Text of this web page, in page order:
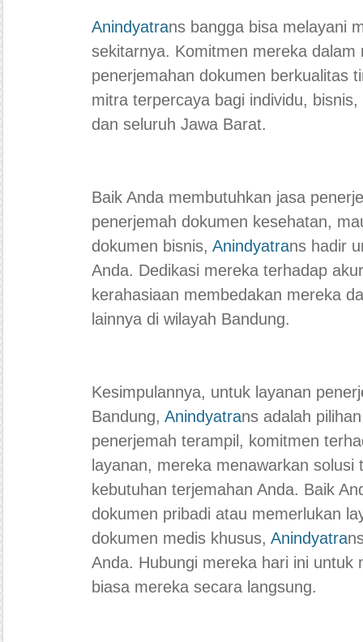
Anindyatrans bangga bisa melayani
sekitarnya. Komitmen mereka dalam
penerjemahan dokumen berkualitas
mitra terpercaya bagi individu,
dan seluruh Jawa Barat.
Baik Anda membutuhkan jasa
penerjemah dokumen kesehatan,
dokumen bisnis, Anindyatrans hadir
Anda. Dedikasi mereka terhadap
kerahasiaan membedakan mereka
lainnya di wilayah Bandung.
Kesimpulannya, untuk layanan
Bandung, Anindyatrans adalah
penerjemah terampil, komitmen
layanan, mereka menawarkan
kebutuhan terjemahan Anda. Baik
dokumen pribadi atau memerlukan
dokumen medis khusus, Anindyatra
Anda. Hubungi mereka hari ini untuk
biasa mereka secara langsung.